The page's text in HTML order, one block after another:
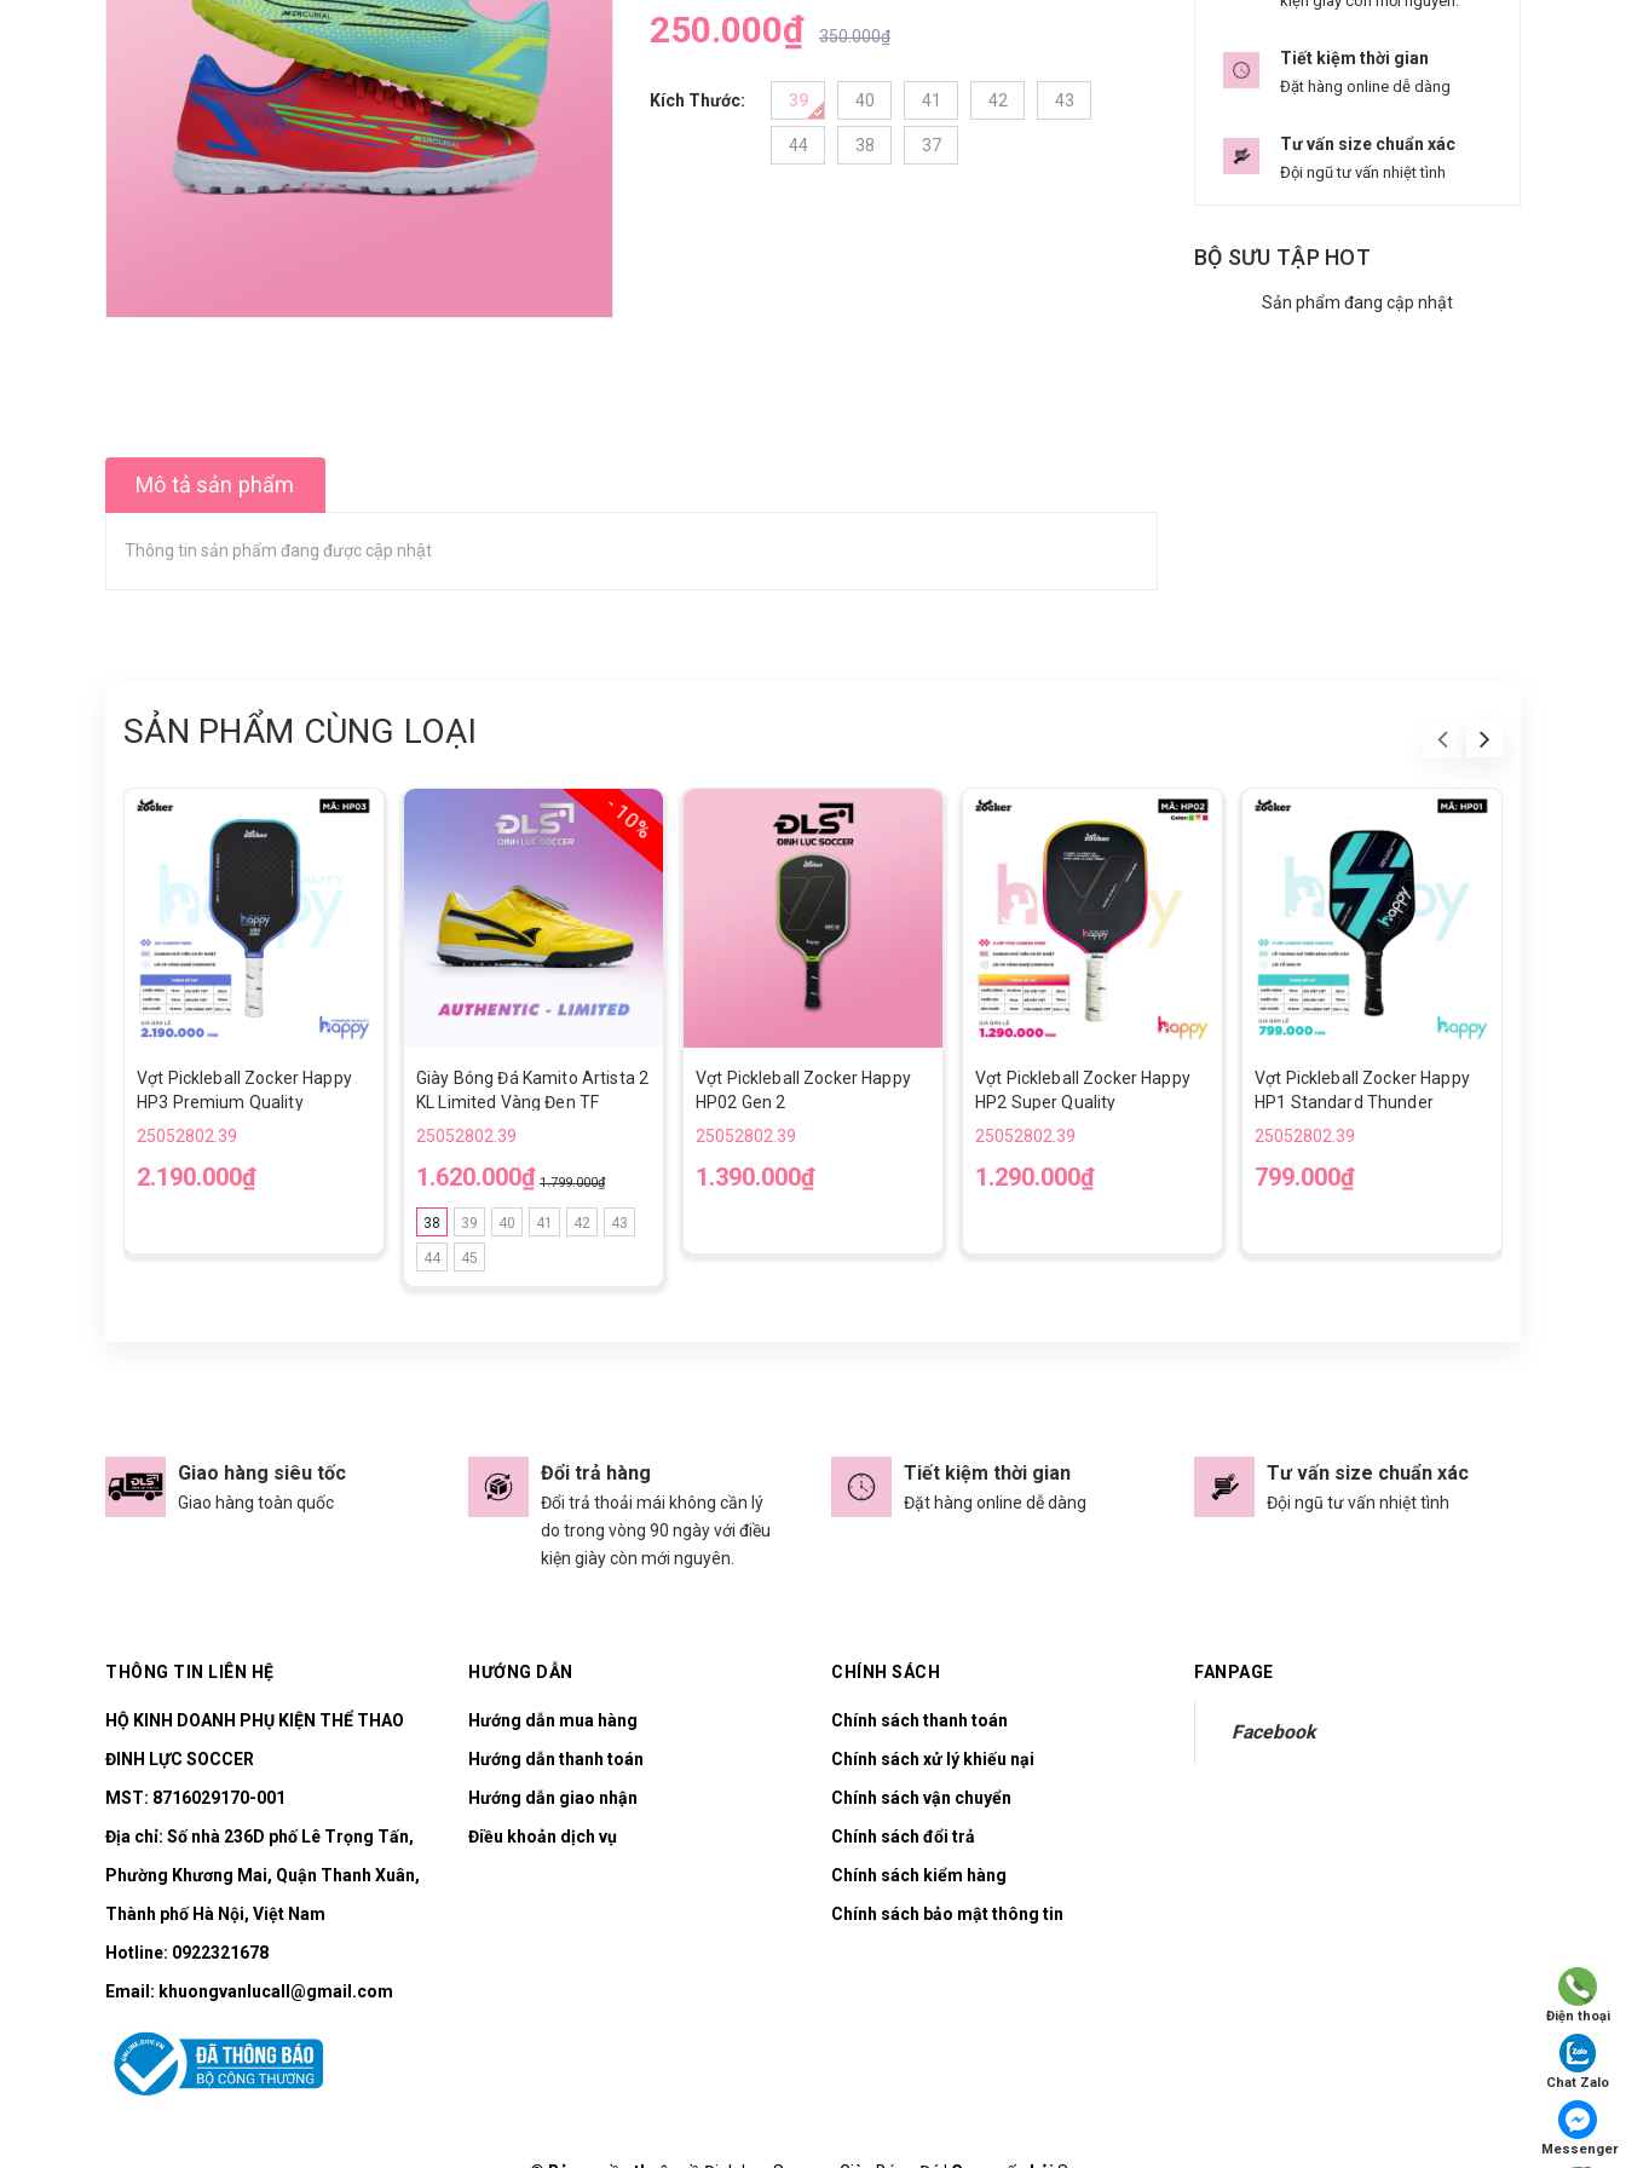
250.000₫ 350.000₫
Kích Thước: 39 40 41 42 43
44 38 37
Mô tả sản phẩm
Thông tin sản phẩm đang được cập nhật
Tiết kiệm thời gian
Đặt hàng online dễ dàng
Tư vấn size chuẩn xác
Đội ngũ tư vấn nhiệt tình
BỘ SƯU TẬP HOT
Sản phẩm đang cập nhật
SẢN PHẨM CÙNG LOẠI
Vợt Pickleball Zocker Happy
HP3 Premium Quality
25052802.39
2.190.000₫
- 10%
Giày Bóng Đá Kamito Artista 2
KL Limited Vàng Đen TF
25052802.39
1.620.000₫ 1.799.000₫
38 39 40 41 42 43
44 45
Vợt Pickleball Zocker Happy
HP02 Gen 2
25052802.39
1.390.000₫
Vợt Pickleball Zocker Happy
HP2 Super Quality
25052802.39
1.290.000₫
Vợt Pickleball Zocker Happy
HP1 Standard Thunder
25052802.39
799.000₫
Giao hàng siêu tốc
Giao hàng toàn quốc
Đổi trả hàng
Đổi trả thoải mái không cần lý
do trong vòng 90 ngày với điều
kiện giày còn mới nguyên.
Tiết kiệm thời gian
Đặt hàng online dễ dàng
Tư vấn size chuẩn xác
Đội ngũ tư vấn nhiệt tình
THÔNG TIN LIÊN HỆ
HỘ KINH DOANH PHỤ KIỆN THỂ THAO
ĐINH LỰC SOCCER
MST: 8716029170-001
Địa chỉ: Số nhà 236D phố Lê Trọng Tấn,
Phường Khương Mai, Quận Thanh Xuân,
Thành phố Hà Nội, Việt Nam
Hotline: 0922321678
Email: khuongvanlucall@gmail.com
HƯỚNG DẪN
Hướng dẫn mua hàng
Hướng dẫn thanh toán
Hướng dẫn giao nhận
Điều khoản dịch vụ
CHÍNH SÁCH
Chính sách thanh toán
Chính sách xử lý khiếu nại
Chính sách vận chuyển
Chính sách đổi trả
Chính sách kiểm hàng
Chính sách bảo mật thông tin
FANPAGE
Facebook
Điện thoại
Chat Zalo
Messenger